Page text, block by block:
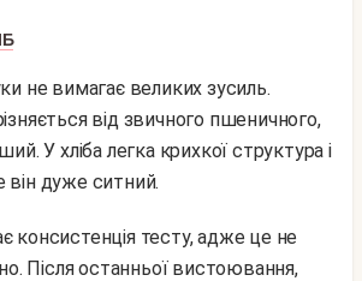
не вимагає великих зусиль.
від звичного пшеничного,
У хліба легка крихкої структура і
дуже ситний.
Після останньої вистоювання,